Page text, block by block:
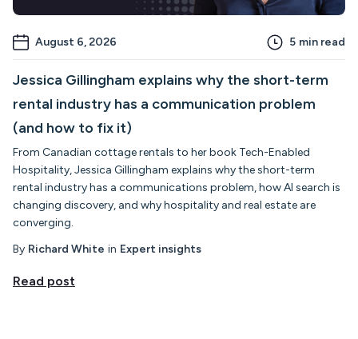
August 6, 2026 5 min read
Jessica Gillingham explains why the short-term
rental industry has a communication problem
(and how to fix it)
From Canadian cottage rentals to her book Tech-Enabled
Hospitality, Jessica Gillingham explains why the short-term
rental industry has a communications problem, how AI search is
changing discovery, and why hospitality and real estate are
converging.
By Richard White in Expert insights
Read post